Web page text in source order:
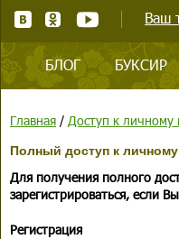
Ваш
БЛОГ БУКСИР
Главная / Доступ к личному
Полный доступ к личному
Для получения полного
зарегистрироваться, если
Регистрация